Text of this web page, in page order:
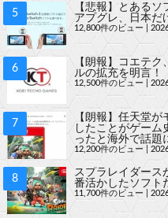
【悲報】とある
アプグレ、日本だ
12,800件のビュー
【朗報】コエテ
ルの拡充を明言！
12,500件のビュー
【朗報】任天堂
したことがゲーム
ったと海外で話題
12,200件のビュー|
スプラレイダース
番活かしたソフト
11,700件のビュー